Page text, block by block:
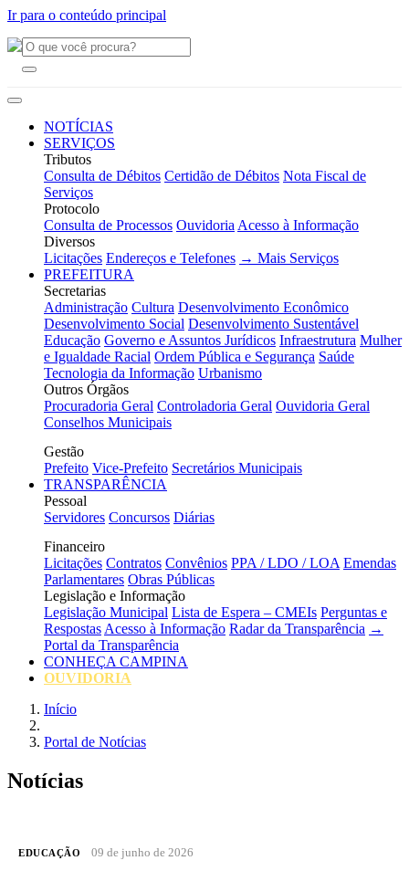
Ir para o conteúdo principal
NOTÍCIAS
SERVIÇOS
Tributos
Consulta de Débitos Certidão de Débitos Nota Fiscal de
Serviços
Protocolo
Consulta de Processos Ouvidoria Acesso à Informação
Diversos
Licitações Endereços e Telefones → Mais Serviços
PREFEITURA
Secretarias
Administração Cultura Desenvolvimento Econômico
Desenvolvimento Social Desenvolvimento Sustentável
Educação Governo e Assuntos Jurídicos Infraestrutura Mulher
e Igualdade Racial Ordem Pública e Segurança Saúde
Tecnologia da Informação Urbanismo
Outros Órgãos
Procuradoria Geral Controladoria Geral Ouvidoria Geral
Conselhos Municipais
Gestão
Prefeito Vice-Prefeito Secretários Municipais
TRANSPARÊNCIA
Pessoal
Servidores Concursos Diárias
Financeiro
Licitações Contratos Convênios PPA / LDO / LOA Emendas
Parlamentares Obras Públicas
Legislação e Informação
Legislação Municipal Lista de Espera – CMEIs Perguntas e
Respostas Acesso à Informação Radar da Transparência →
Portal da Transparência
CONHEÇA CAMPINA
OUVIDORIA
Início
Portal de Notícias
Notícias
EDUCAÇÃO 09 de junho de 2026